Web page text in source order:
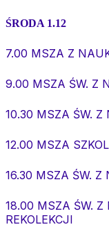
ŚRODA 1.12
7.00 MSZA Z
9.00 MSZA ŚW. Z
10.30 MSZA ŚW. Z
12.00 MSZA
16.30 MSZA ŚW. Z
18.00 MSZA ŚW. Z
REKOLEKCJI